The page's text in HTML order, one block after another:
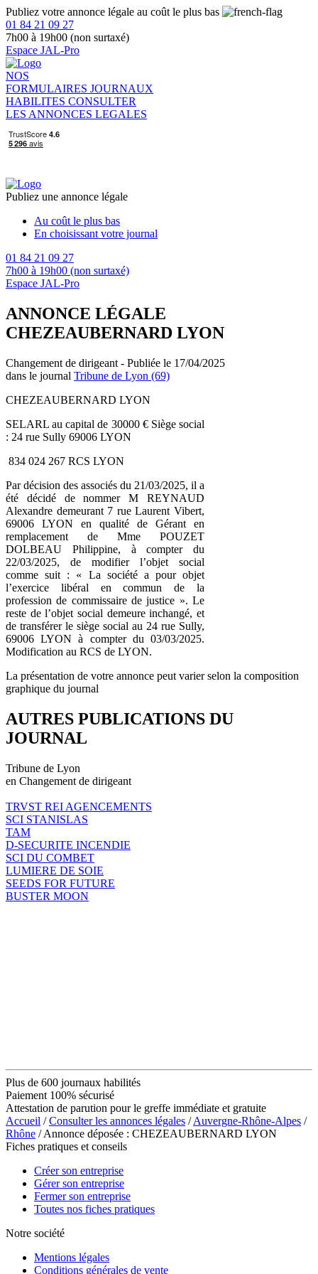
Publiez votre annonce légale au coût le plus bas
01 84 21 09 27
7h00 à 19h00 (non surtaxé)
Espace JAL-Pro
NOS
FORMULAIRES JOURNAUX
HABILITES CONSULTER
LES ANNONCES LEGALES
Publiez une annonce légale
Au coût le plus bas
En choisissant votre journal
01 84 21 09 27
7h00 à 19h00 (non surtaxé)
Espace JAL-Pro
ANNONCE LÉGALE
CHEZEAUBERNARD LYON
Changement de dirigeant - Publiée le 17/04/2025
dans le journal Tribune de Lyon (69)
CHEZEAUBERNARD LYON
SELARL au capital de 30000 € Siège social
: 24 rue Sully 69006 LYON
834 024 267 RCS LYON
Par décision des associés du 21/03/2025, il a
été décidé de nommer M REYNAUD
Alexandre demeurant 7 rue Laurent Vibert,
69006 LYON en qualité de Gérant en
remplacement de Mme POUZET
DOLBEAU Philippine, à compter du
22/03/2025, de modifier l’objet social
comme suit : « La société a pour objet
l’exercice libéral en commun de la
profession de commissaire de justice ». Le
reste de l’objet social demeure inchangé, et
de transférer le siège social au 24 rue Sully,
69006 LYON à compter du 03/03/2025.
Modification au RCS de LYON.
La présentation de votre annonce peut varier selon la composition
graphique du journal
AUTRES PUBLICATIONS DU
JOURNAL
Tribune de Lyon
en Changement de dirigeant
TRVST REI AGENCEMENTS
SCI STANISLAS
TAM
D-SECURITE INCENDIE
SCI DU COMBET
LUMIERE DE SOIE
SEEDS FOR FUTURE
BUSTER MOON
Plus de 600 journaux habilités
Paiement 100% sécurisé
Attestation de parution pour le greffe immédiate et gratuite
Accueil /Consulter les annonces légales /Auvergne-Rhône-Alpes /
Rhône / Annonce déposée : CHEZEAUBERNARD LYON
Fiches pratiques et conseils
Créer son entreprise
Gérer son entreprise
Fermer son entreprise
Toutes nos fiches pratiques
Notre société
Mentions légales
Conditions générales de vente